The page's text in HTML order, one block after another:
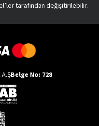
tarafından değişitirilebilir.
Belge No: 728